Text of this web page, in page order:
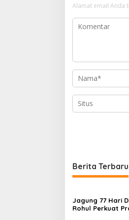
Alamat email Anda
Berita Terbaru
Jagung 77 Hari
Rohul Perkuat